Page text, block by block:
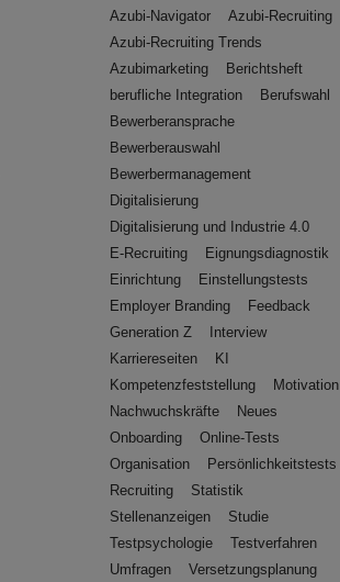
Azubi-Navigator
Azubi-Recruiting
Azubi-Recruiting Trends
Azubimarketing
Berichtsheft
berufliche Integration
Berufswahl
Bewerberansprache
Bewerberauswahl
Bewerbermanagement
Digitalisierung
Digitalisierung und Industrie 4.0
E-Recruiting
Eignungsdiagnostik
Einrichtung
Einstellungstests
Employer Branding
Feedback
Generation Z
Interview
Karriereseiten
KI
Kompetenzfeststellung
Motivation
Nachwuchskräfte
Neues
Onboarding
Online-Tests
Organisation
Persönlichkeitstests
Recruiting
Statistik
Stellenanzeigen
Studie
Testpsychologie
Testverfahren
Umfragen
Versetzungsplanung